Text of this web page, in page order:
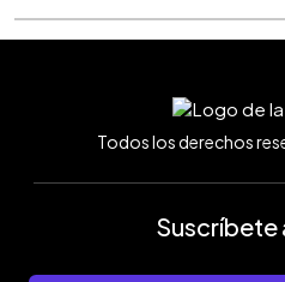
Todos los derechos
Suscríbete